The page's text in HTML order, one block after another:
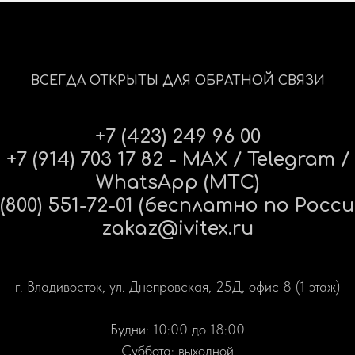
ВСЕГДА ОТКРЫТЫ ДЛЯ ОБРАТНОЙ СВЯЗИ
+7 (423) 249 96 00
+7 (914) 703 17 82 - MAX / Telegram /
WhatsApp (МТС)
551-72-01 (бесплатно по
zakaz@ivitex.ru
г. Владивосток, ул. Днепровская, 25Д, офис 8 (1 этаж)
Будни: 10:00 до 18:00
Суббота: выходной